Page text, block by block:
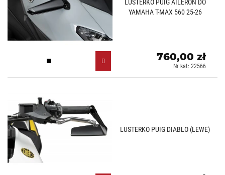
LUSTERKO PUIG AILERON DO
YAMAHA T-MAX 560 25-26
Czarny (N)
760,00 zł
Nr kat: 22566
LUSTERKO PUIG DIABLO (LEWE)